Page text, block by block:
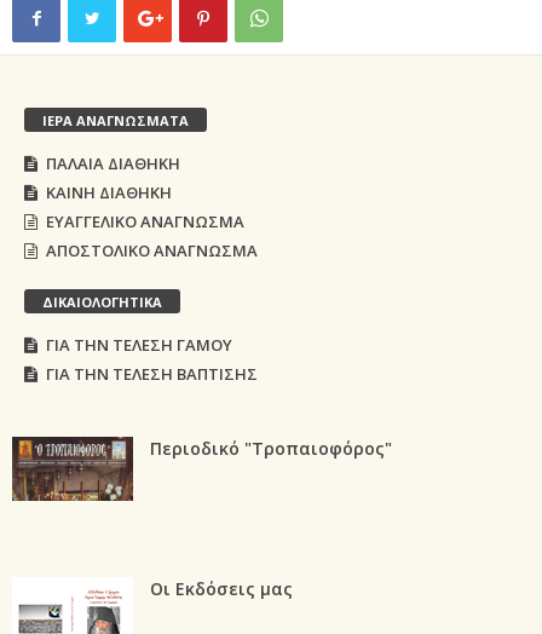
ΙΕΡΑ ΑΝΑΓΝΩΣΜΑΤΑ
ΠΑΛΑΙΑ ΔΙΑΘΗΚΗ
ΚΑΙΝΗ ΔΙΑΘΗΚΗ
ΕΥΑΓΓΕΛΙΚΟ ΑΝΑΓΝΩΣΜΑ
ΑΠΟΣΤΟΛΙΚΟ ΑΝΑΓΝΩΣΜΑ
ΔΙΚΑΙΟΛΟΓΗΤΙΚΑ
ΓΙΑ ΤΗΝ ΤΕΛΕΣΗ ΓΑΜΟΥ
ΓΙΑ ΤΗΝ ΤΕΛΕΣΗ ΒΑΠΤΙΣΗΣ
Περιοδικό "Τροπαιοφόρος"
Οι Εκδόσεις μας